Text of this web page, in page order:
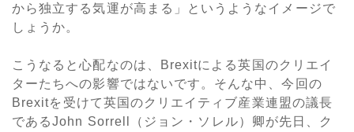
から独立する気運が高まる」というようなイメージで
しょうか。
こうなると心配なのは、Brexitによる英国のクリエイ
ターたちへの影響ではないです。そんな中、今回の
Brexitを受けて英国のクリエイティブ産業連盟の議長
であるJohn Sorrell（ジョン・ソレル）卿が先日、ク